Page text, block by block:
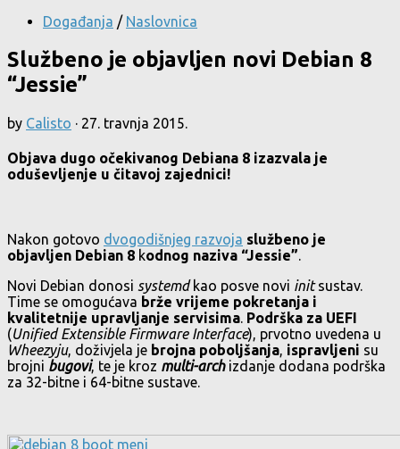
Događanja / Naslovnica
Službeno je objavljen novi Debian 8
“Jessie”
by Calisto · 27. travnja 2015.
Objava dugo očekivanog Debiana 8 izazvala je
oduševljenje u čitavoj zajednici!
Nakon gotovo dvogodišnjeg razvoja službeno je
objavljen Debian 8 kodnog naziva “Jessie”.
Novi Debian donosi systemdkao posve novi initsustav.
Time se omogućava brže vrijeme pokretanja i
kvalitetnije upravljanje servisima. Podrška za UEFI
(Unified Extensible Firmware Interface), prvotno uvedena u
Wheezyju, doživjela je brojna poboljšanja, ispravljeni su
brojni bugovi, te je kroz multi-arch izdanje dodana podrška
za 32-bitne i 64-bitne sustave.